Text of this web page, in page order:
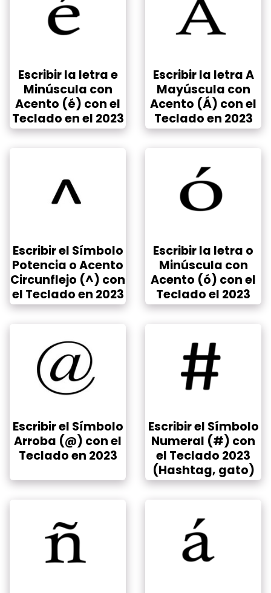
Escribir la letra e
Minúscula con
Acento (é) con el
Teclado en el 2023
Escribir la letra A
Mayúscula con
Acento (Á) con el
Teclado en 2023
Escribir el Símbolo
Potencia o Acento
Circunflejo (^) con
el Teclado en 2023
Escribir la letra o
Minúscula con
Acento (ó) con el
Teclado el 2023
Escribir el Símbolo
Arroba (@) con el
Teclado en 2023
Escribir el Símbolo
Numeral (#) con
el Teclado 2023
(Hashtag, gato)